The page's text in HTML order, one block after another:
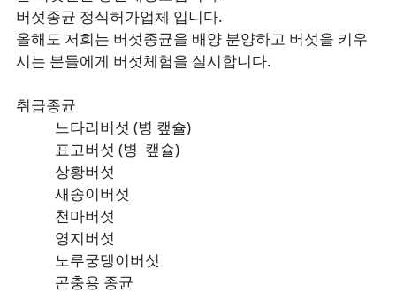
버섯종균 정식허가업체 입니다.
올해도 저희는 버섯종균을 배양 분양하고 버섯을 키우
시는 분들에게 버섯체험을 실시합니다.
취급종균
느타리버섯 (병 캪슐)
표고버섯 (병 캪슐)
상황버섯
새송이버섯
천마버섯
영지버섯
노루궁뎅이버섯
곤충용 종균